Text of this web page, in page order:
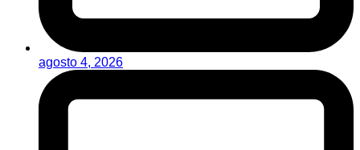
agosto 4, 2026